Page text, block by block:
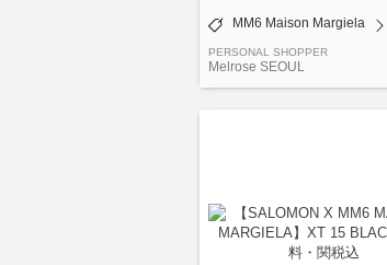
MM6 Maison Margiela
PERSONAL SHOPPER
Melrose SEOUL